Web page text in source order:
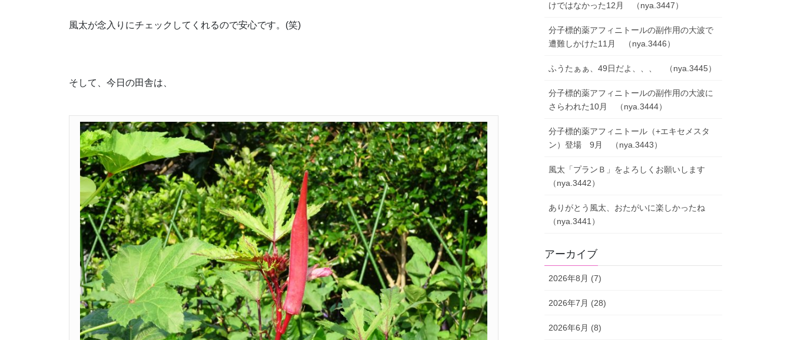
風太が念入りにチェックしてくれるので安心です。(笑)
そして、今日の田舎は、
けではなかった12月 （nya.3447）
分子標的薬アフィニトールの副作用の大波で
遭難しかけた11月 （nya.3446）
ふうたぁぁ、49日だよ、、、 （nya.3445）
分子標的薬アフィニトールの副作用の大波に
さらわれた10月 （nya.3444）
分子標的薬アフィニトール（+エキセメスタ
ン）登場 9月 （nya.3443）
風太「プランＢ」をよろしくお願いします
（nya.3442）
ありがとう風太、おたがいに楽しかったね
（nya.3441）
アーカイブ
2026年8月 (7)
2026年7月 (28)
2026年6月 (8)